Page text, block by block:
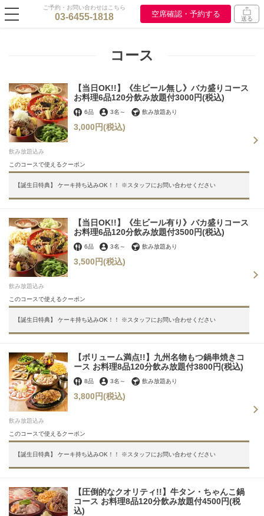
ご予約・お問い合わせはこちら
03-6455-1818 空席確認・予約する 送る
コース
【当日OK!!】《生ビール無し》バカ盛りコース
お料理6品120分飲み放題付3000円(税込)
6品 3名 ～ 飲み放題あり
3,000円(税込)
飲み放題込み
このコースで使えるクーポン
【誕生日特典】 ケーキ持ち込みOK！！ ※スタッフにお問い合わせください
【当日OK!!】《生ビール有り》バカ盛りコース
お料理6品120分飲み放題付3500円(税込)
6品 3名 ～ 飲み放題あり
3,500円(税込)
飲み放題込み
このコースで使えるクーポン
【誕生日特典】 ケーキ持ち込みOK！！ ※スタッフにお問い合わせください
【ボリューム満点!!】九州名物もつ鍋串焼きコ
ース お料理8品120分飲み放題付3800円(税込)
8品 3名 ～ 飲み放題あり
3,800円(税込)
飲み放題込み
このコースで使えるクーポン
【誕生日特典】 ケーキ持ち込みOK！！ ※スタッフにお問い合わせください
【圧倒的なクオリティ!!】牛タン・ちゃんこ鍋
コース お料理8品120分飲み放題付4500円(税
込)
この店舗情報をシェアする
https://chibachan-shibuyaten.owst.jp/courses